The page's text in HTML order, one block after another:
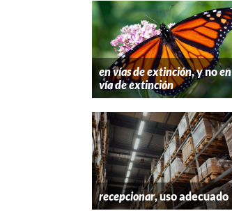
en vías de extinción, y noen
vía de extinción
recepcionar, uso adecuado